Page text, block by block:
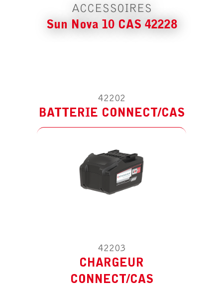
ACCESSOIRES
Sun Nova 10 CAS 42228
42202
BATTERIE CONNECT/CAS
42203
CHARGEUR
CONNECT/CAS
ACCESSOIRE POUR SUN NOVA 10 CAS
42228